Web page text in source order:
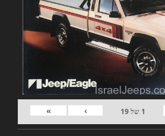
1 של19
›
»